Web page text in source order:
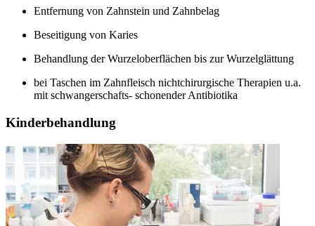
Entfernung von Zahnstein und Zahnbelag
Beseitigung von Karies
Behandlung der Wurzeloberflächen bis zur Wurzelglättung
bei Taschen im Zahnfleisch nichtchirurgische Therapien u.a.
mit schwangerschafts- schonender Antibiotika
Kinderbehandlung